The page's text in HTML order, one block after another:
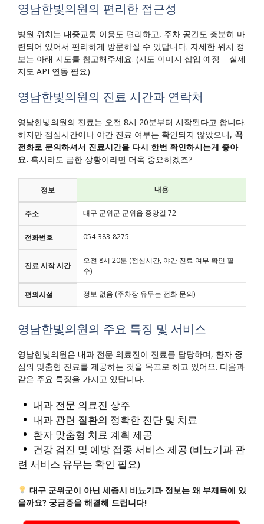
영남한빛의원의 편리한 접근성
병원 위치는 대중교통 이용도 편리하고, 주차 공간도 충분히 마
련되어 있어서 편리하게 방문하실 수 있답니다. 자세한 위치 정
보는 아래 지도를 참고해주세요. (지도 이미지 삽입 예정 – 실제
지도 API 연동 필요)
영남한빛의원의 진료 시간과 연락처
영남한빛의원의 진료는 오전 8시 20분부터 시작된다고 합니다.
하지만 점심시간이나 야간 진료 여부는 확인되지 않았으니, 꼭
전화로 문의하셔서 진료시간을 다시 한번 확인하시는게 좋아
요. 혹시라도 급한 상황이라면 더욱 중요하겠죠?
정보 내용
주소 대구 군위군 군위읍 중앙길 72
전화번호 054-383-8275
진료 시작 시간
오전 8시 20분 (점심시간, 야간 진료 여부 확인 필
수)
편의시설 정보 없음 (주차장 유무는 전화 문의)
영남한빛의원의 주요 특징 및 서비스
영남한빛의원은 내과 전문 의료진이 진료를 담당하며, 환자 중
심의 맞춤형 진료를 제공하는 것을 목표로 하고 있어요. 다음과
같은 주요 특징을 가지고 있답니다.
내과 전문 의료진 상주
내과 관련 질환의 정확한 진단 및 치료
환자 맞춤형 치료 계획 제공
건강 검진 및 예방 접종 서비스 제공 (비뇨기과 관
련 서비스 유무는 확인 필요)
대구 군위군이 아닌 세종시 비뇨기과 정보는 왜 부제목에 있
을까요? 궁금증을 해결해 드립니다!